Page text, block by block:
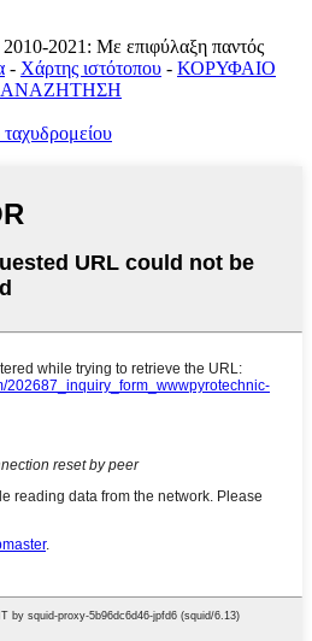
2021: Με επιφύλαξη παντός
- Χάρτης ιστότοπου - ΚΟΡΥΦΑΙΟ
ΑΝΑΖΗΤΗΣΗ